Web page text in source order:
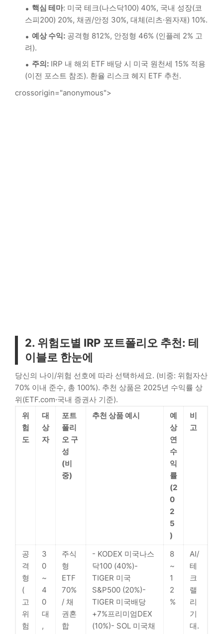
핵심 테마: 미국 테크(나스닥100) 40%, 국내 성장(코
스피200) 20%, 채권/안정 30%, 대체(리츠·원자재) 10%.
예상 수익: 공격형 812%, 안정형 46% (인플레 2% 고
려).
주의: IRP 내 해외 ETF 배당 시 미국 원천세 15% 적용
(이전 포스트 참조). 환율 리스크 헤지 ETF 추천.
crossorigin="anonymous">
2. 위험도별 IRP 포트폴리오 추천: 테
이블로 한눈에
당신의 나이/위험 선호에 따라 선택하세요. (비중: 위험자산
70% 이내 준수, 총 100%). 추천 상품은 2025년 수익률 상
위(ETF.com·국내 증권사 기준).
위
험
도
대
상
자
포트
폴리
오 구
성
(비
중)
추천 상품 예시
예
상
연
수
익
률
(2
0
2
5
)
비
고
공
격
형
(
고
위
험
3
0
~
4
0
대
,
주식
형
ETF
70%
/ 채
권혼
합
- KODEX 미국나스
닥100 (40%)-
TIGER 미국
S&P500 (20%)-
TIGER 미국배당
+7%프리미엄DEX
(10%)- SOL 미국채
8
~
1
2
%
AI/
테
크
랠
리
기
대.